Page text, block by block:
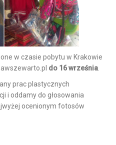
w czasie pobytu w Krakowie
do 16 września
prac plastycznych
i oddamy do głosowania
ocenionym fotosów